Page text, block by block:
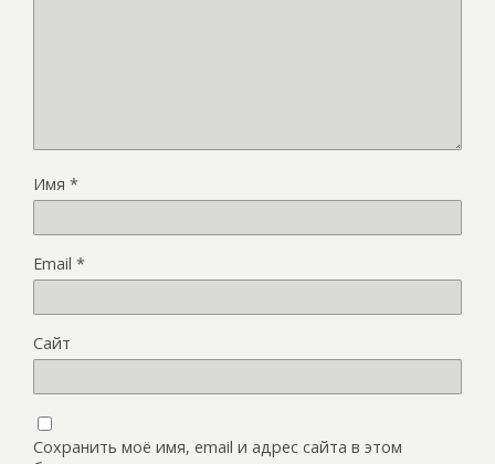
Имя *
Email *
Сайт
Сохранить моё имя, email и адрес сайта в этом